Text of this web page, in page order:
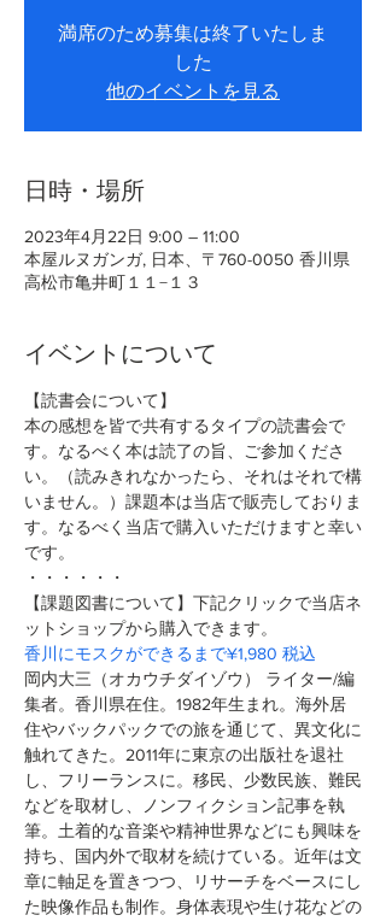
満席のため募集は終了いたしま
した
他のイベントを見る
日時・場所
2023年4月22日 9:00 – 11:00
本屋ルヌガンガ, 日本、〒760-0050 香川県
高松市亀井町１１−１３
イベントについて
【読書会について】
本の感想を皆で共有するタイプの読書会で
す。なるべく本は読了の旨、ご参加くださ
い。（読みきれなかったら、それはそれで構
いません。）課題本は当店で販売しておりま
す。なるべく当店で購入いただけますと幸い
です。
・・・・・・
【課題図書について】下記クリックで当店ネ
ットショップから購入できます。
香川にモスクができるまで¥1,980 税込
岡内大三（オカウチダイゾウ） ライター/編
集者。香川県在住。1982年生まれ。海外居
住やバックパックでの旅を通じて、異文化に
触れてきた。2011年に東京の出版社を退社
し、フリーランスに。移民、少数民族、難民
などを取材し、ノンフィクション記事を執
筆。土着的な音楽や精神世界などにも興味を
持ち、国内外で取材を続けている。近年は文
章に軸足を置きつつ、リサーチをベースにし
た映像作品も制作。身体表現や生け花などの